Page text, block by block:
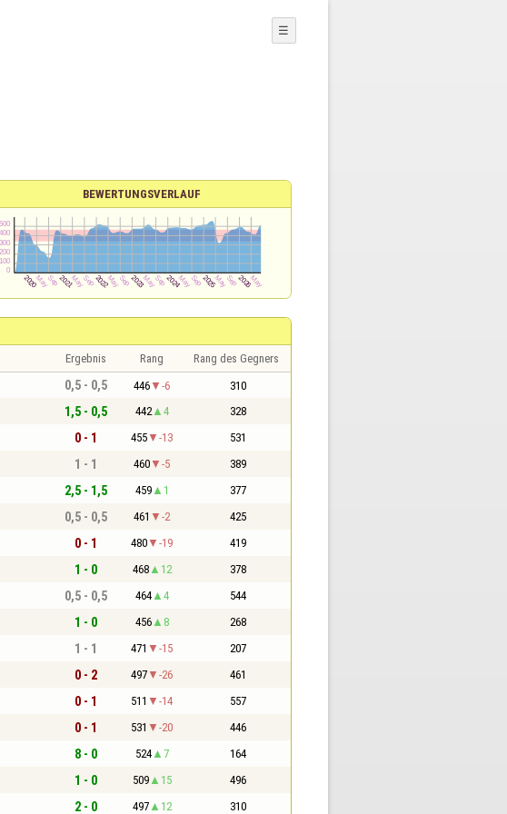
☰
BEWERTUNGSVERLAUF
Ergebnis Rang Rang des Gegners
0,5 - 0,5 446 -6 310
1,5 - 0,5 442 4 328
0 - 1 455 -13 531
1 - 1 460 -5 389
2,5 - 1,5 459 1 377
0,5 - 0,5 461 -2 425
0 - 1 480 -19 419
1 - 0 468 12 378
0,5 - 0,5 464 4 544
1 - 0 456 8 268
1 - 1 471 -15 207
0 - 2 497 -26 461
0 - 1 511 -14 557
0 - 1 531 -20 446
8 - 0 524 7 164
1 - 0 509 15 496
2 - 0 497 12 310